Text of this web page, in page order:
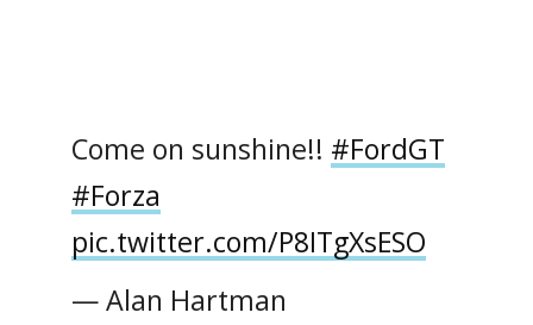
Come on sunshine!! #FordGT
#Forza
pic.twitter.com/P8ITgXsESO
— Alan Hartman